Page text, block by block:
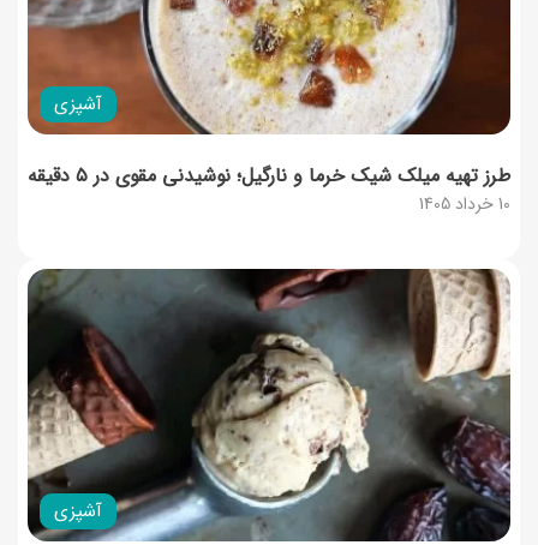
آشپزی
10 خرداد 1405
طرز تهیه میلک شیک خرما و نارگیل؛ نوشیدنی مقوی در ۵ دقیقه
آشپزی